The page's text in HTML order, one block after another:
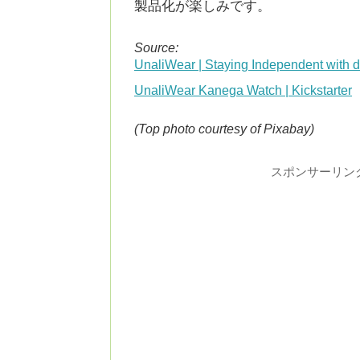
製品化が楽しみです。
Source:
UnaliWear | Staying Independent with
UnaliWear Kanega Watch | Kickstarter
(Top photo courtesy of Pixabay)
スポンサーリン